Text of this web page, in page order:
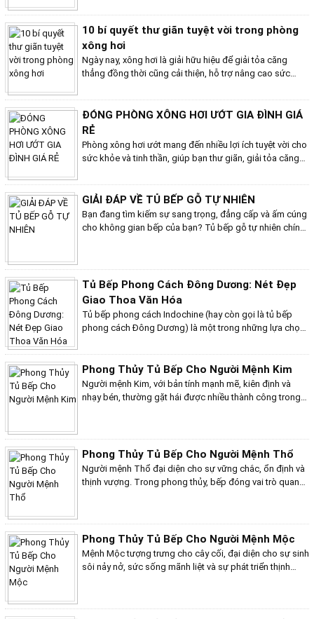
cho bản thân một phòng xông hơi tuy nhiên bạn có rất
nhiều thắc mắc về phòng xông hơi. Bài viết này của Bếp
Việt Home sẽ giải đáp một số thắc mắc của bạn nhé!
10 bí quyết thư giãn tuyệt vời trong phòng
xông hơi
Ngày nay, xông hơi là giải hữu hiệu để giải tỏa căng
thẳng đồng thời cũng cải thiện, hỗ trợ nâng cao sức
hơi, hãy bỏ túi 10 bí quyết thư giãn tuyệt vời trong phòng
xông hơi. Hãy cùng Bếp Việt Home tìm hiểu những bí
quyết này nhé!
ĐÓNG PHÒNG XÔNG HƠI ƯỚT GIA ĐÌNH GIÁ
RẺ
Phòng xông hơi ướt mang đến nhiều lợi ích tuyệt vời cho
sức khỏe và tinh thần, giúp bạn thư giãn, giải tỏa căng
đặt phòng xông hơi ướt tại nhà có thể khiến nhiều người
e ngại. Vậy làm thế nào để có thể đóng phòng xông hơi
ướt gia đình giá rẻ mà vẫn đảm bảo chất lượng và hiệu
quả sử dụng? Bếp Việt Home xin chia sẻ một số tuýp
GIẢI ĐÁP VỀ TỦ BẾP GỖ TỰ NHIÊN
Bạn đang tìm kiếm sự sang trọng, đẳng cấp và ấm cúng
cho không gian bếp của bạn? Tủ bếp gỗ tự nhiên chính
hiện nay có rất nhiều người vẫn có nhiều thắc mắc về tủ
bếp gỗ tự nhiên. Bài viết này của Bếp Việt Home sẽ giải
đáp những thắc mắc của quý khách hàng về tủ bếp gỗ
tự nhiên.
Tủ Bếp Phong Cách Đông Dương: Nét Đẹp
Giao Thoa Văn Hóa
Tủ bếp phong cách Indochine (hay còn gọi là tủ bếp
phong cách Đông Dương) là một trong những lựa chọn
cách này mang đến sự kết hợp độc đáo giữa nét lãng
mạn, sang trọng của văn hóa phương Tây và sự mộc
mạc, nhẹ nhàng của văn hóa Á Đông, tạo nên một không
gian bếp vừa ấm cúng, tiện nghi lại vô cùng tinh tế.
Phong Thủy Tủ Bếp Cho Người Mệnh Kim
Người mệnh Kim, với bản tính mạnh mẽ, kiên định và
nhạy bén, thường gặt hái được nhiều thành công trong
khía cạnh của cuộc sống, đặc biệt là trong việc thiết kế
tủ bếp - nơi giữ lửa cho hạnh phúc gia đình. Tủ bếp hợp
phong thủy cho người mệnh Kim không chỉ mang lại vẻ
đẹp thẩm mỹ mà còn giúp thu hút năng lượng tích cực,
hỗ trợ gia chủ thành công và viên mãn trong mọi lĩnh
Phong Thủy Tủ Bếp Cho Người Mệnh Thổ
Người mệnh Thổ đại diện cho sự vững chắc, ổn định và
thịnh vượng. Trong phong thủy, bếp đóng vai trò quan
bếp hợp phong thủy cho người mệnh Thổ đóng vai trò
vô cùng quan trọng. Dưới đây là những bí quyết dành
cho bạn
Phong Thủy Tủ Bếp Cho Người Mệnh Mộc
Mệnh Mộc tượng trưng cho cây cối, đại diện cho sự sinh
sôi nảy nở, sức sống mãnh liệt và sự phát triển thịnh
các yếu tố phong thủy trong thiết kế và bài trí.